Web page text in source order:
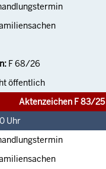
F 68/26
öffentlich
Aktenzeichen F 83/25
Uhr